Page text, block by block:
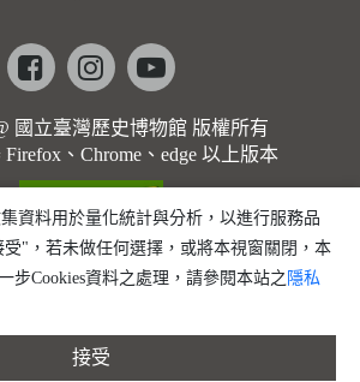
Facebookinstagramyoutube
國立臺灣歷史博物館 版權所有
、Chrome、edge 以上版本
資料用於量化統計與分析，以進行服務品
"，若未做任何選擇，或將本視窗關閉，本
步Cookies資料之處理，請參閱本站之 隱私
接受